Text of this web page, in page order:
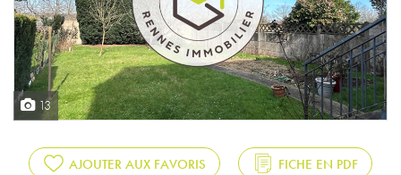
13
AJOUTER AUX FAVORIS FICHE EN PDF